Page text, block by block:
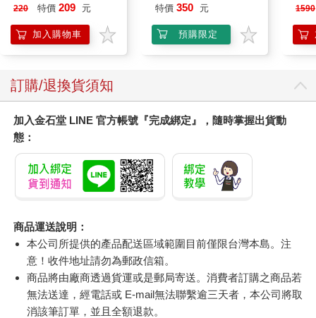
220 特價 209 元
加入購物車
特價 350 元
預購限定
1590
訂購/退換貨須知
加入金石堂 LINE 官方帳號『完成綁定』，隨時掌握出貨動
態：
商品運送說明：
本公司所提供的產品配送區域範圍目前僅限台灣本島。注
意！收件地址請勿為郵政信箱。
商品將由廠商透過貨運或是郵局寄送。消費者訂購之商品若
無法送達，經電話或 E-mail無法聯繫逾三天者，本公司將取
消該筆訂單，並且全額退款。